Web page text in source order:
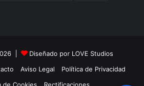
| Diseñado por LOVE Studios
Aviso Legal
Política de Privacidad